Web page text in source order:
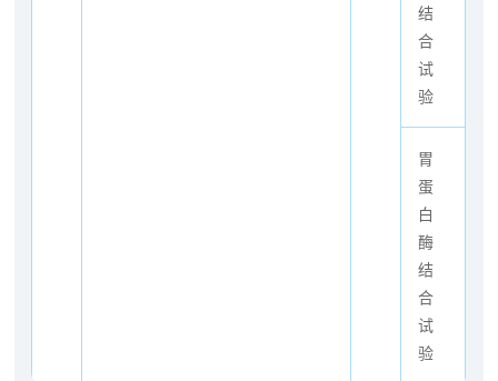
结
合
试
验
胃
蛋
白
酶
结
合
试
验